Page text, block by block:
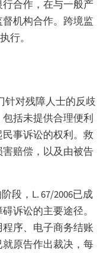
合作，在与一般产
机构合作。跨境监
行。
针对残障人士的反歧
括未提供合理便利
事诉讼的权利。救
赔偿，以及由被告
段，L. 67/2006已成
诉讼的主要途径。
序、电子商务结账
原告作出裁决，每